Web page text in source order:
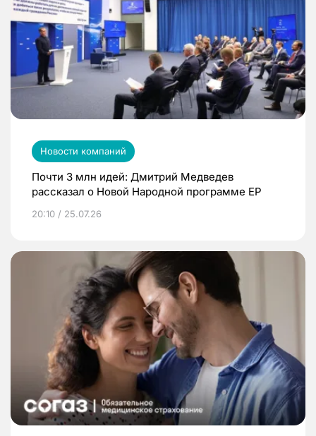
Новости компаний
Почти 3 млн идей: Дмитрий Медведев
рассказал о Новой Народной программе ЕР
20:10 / 25.07.26